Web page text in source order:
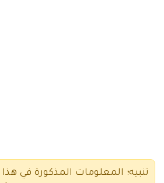
تنبيه؛ المعلومات المذكورة في هذا